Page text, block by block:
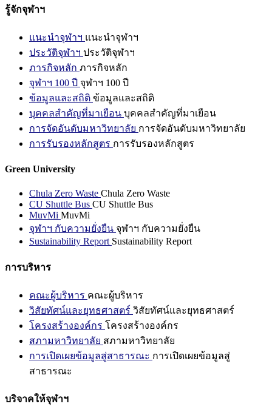
รู้จักจุฬาฯ
แนะนำจุฬาฯ แนะนำจุฬาฯ
ประวัติจุฬาฯ ประวัติจุฬาฯ
ภารกิจหลัก ภารกิจหลัก
จุฬาฯ 100 ปี จุฬาฯ 100 ปี
ข้อมูลและสถิติ ข้อมูลและสถิติ
บุคคลสำคัญที่มาเยือน บุคคลสำคัญที่มาเยือน
การจัดอันดับมหาวิทยาลัย การจัดอันดับมหาวิทยาลัย
การรับรองหลักสูตร การรับรองหลักสูตร
Green University
Chula Zero Waste Chula Zero Waste
CU Shuttle Bus CU Shuttle Bus
MuvMi MuvMi
จุฬาฯ กับความยั่งยืน จุฬาฯ กับความยั่งยืน
Sustainability Report Sustainability Report
การบริหาร
คณะผู้บริหาร คณะผู้บริหาร
วิสัยทัศน์และยุทธศาสตร์ วิสัยทัศน์และยุทธศาสตร์
โครงสร้างองค์กร โครงสร้างองค์กร
สภามหาวิทยาลัย สภามหาวิทยาลัย
การเปิดเผยข้อมูลสู่สาธารณะ การเปิดเผยข้อมูลสู่
สาธารณะ
บริจาคให้จุฬาฯ